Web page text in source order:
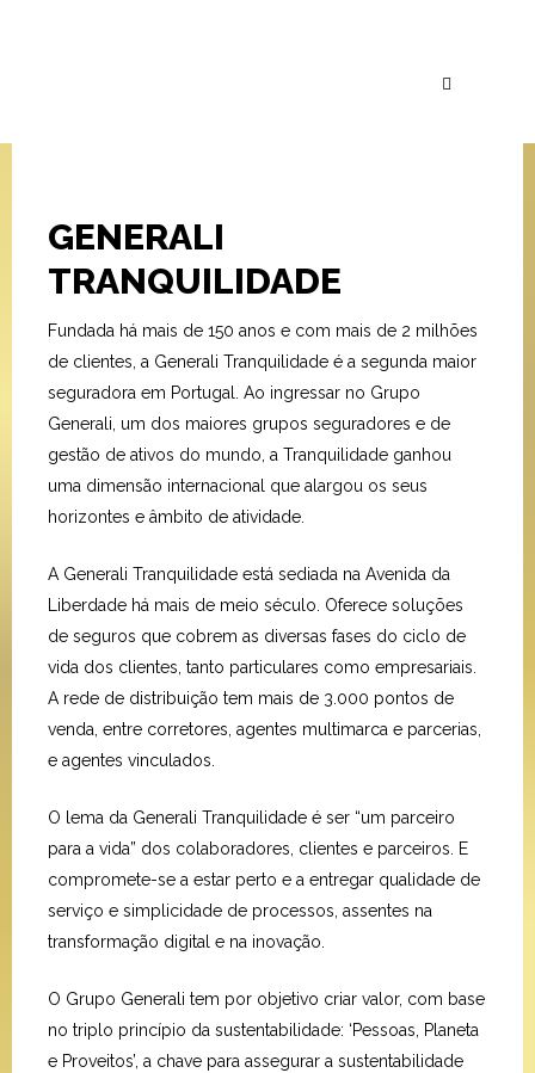
GENERALI
TRANQUILIDADE
Fundada há mais de 150 anos e com mais de 2 milhões
de clientes, a Generali Tranquilidade é a segunda maior
seguradora em Portugal. Ao ingressar no Grupo
Generali, um dos maiores grupos seguradores e de
gestão de ativos do mundo, a Tranquilidade ganhou
uma dimensão internacional que alargou os seus
horizontes e âmbito de atividade.
A Generali Tranquilidade está sediada na Avenida da
Liberdade há mais de meio século. Oferece soluções
de seguros que cobrem as diversas fases do ciclo de
vida dos clientes, tanto particulares como empresariais.
A rede de distribuição tem mais de 3.000 pontos de
venda, entre corretores, agentes multimarca e parcerias,
e agentes vinculados.
O lema da Generali Tranquilidade é ser “um parceiro
para a vida” dos colaboradores, clientes e parceiros. E
compromete-se a estar perto e a entregar qualidade de
serviço e simplicidade de processos, assentes na
transformação digital e na inovação.
O Grupo Generali tem por objetivo criar valor, com base
no triplo princípio da sustentabilidade: ‘Pessoas, Planeta
e Proveitos’, a chave para assegurar a sustentabilidade